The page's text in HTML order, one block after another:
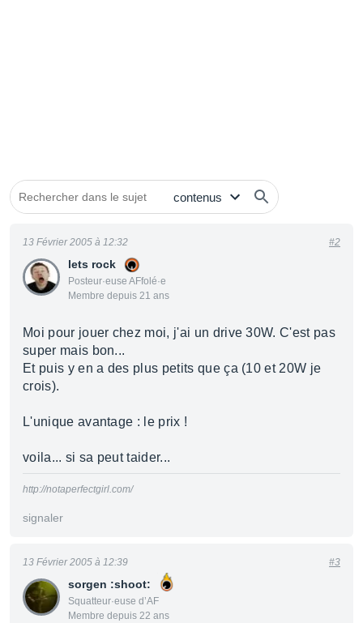
lets rock
Posteur·euse AFfolé·e
Membre depuis 21 ans
13 Février 2005 à 12:32 #2
Moi pour jouer chez moi, j'ai un drive 30W. C'est pas
super mais bon...
Et puis y en a des plus petits que ça (10 et 20W je
crois).
L'unique avantage : le prix !
voila... si sa peut taider...
http://notaperfectgirl.com/
signaler
sorgen :shoot:
Squatteur·euse d’AF
Membre depuis 22 ans
13 Février 2005 à 12:39 #3